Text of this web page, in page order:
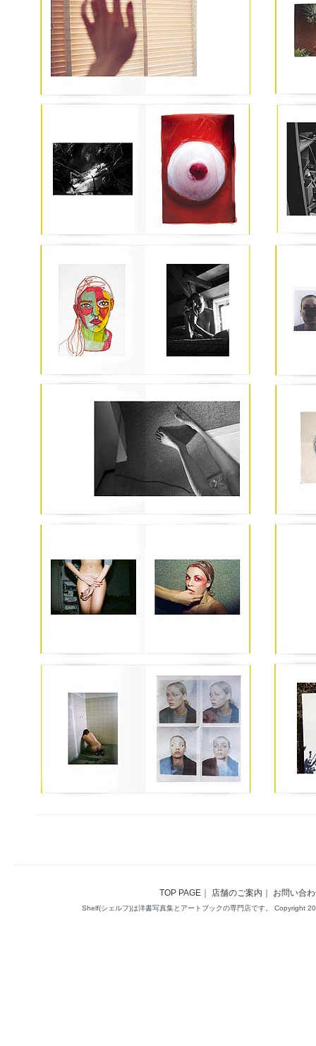
TOP PAGE 店舗のご案内 お問い合
Shelf(シェルフ)は洋書写真集とアートブックの専門店です。 Copyright